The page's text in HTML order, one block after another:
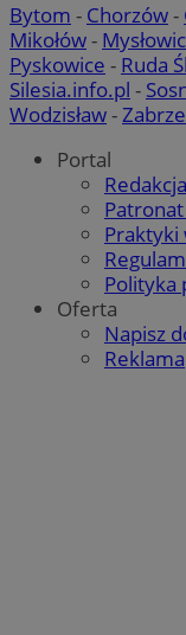
Bytom - Chorzów-
Mikołów-
Pyskowice - Ruda
Silesia.info.pl -
Wodzisław-Zabrze
Portal
Redakcja
Praktyki
Polityka
Oferta
Napisz
Reklama